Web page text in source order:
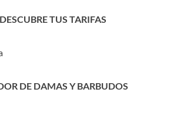
TUS TARIFAS
DE DAMAS Y BARBUDOS